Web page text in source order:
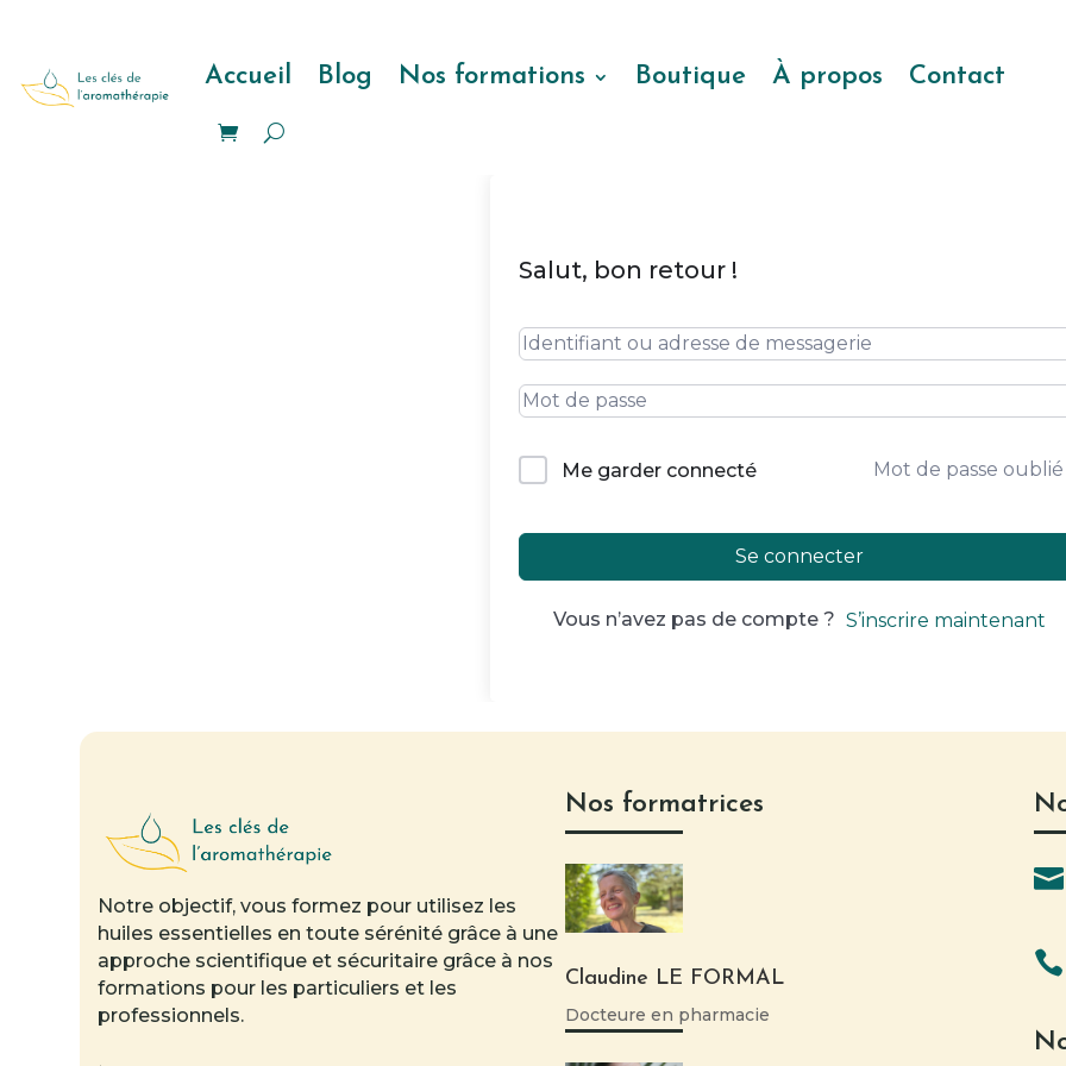
Accueil Blog Nos formations Boutique À propos Contact
Salut, bon retour !
Me garder connecté Mot de passe oublié
Se connecter
Vous n’avez pas de compte ? S’inscrire maintenant
Notre objectif, vous formez pour utilisez les
huiles essentielles en toute sérénité grâce à une
approche scientifique et sécuritaire grâce à nos
formations pour les particuliers et les
professionnels.
Nos formatrices
Claudine LE FORMAL
Docteure en pharmacie

